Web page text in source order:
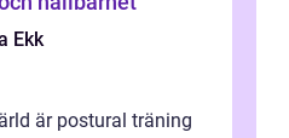
Ekk
är postural träning